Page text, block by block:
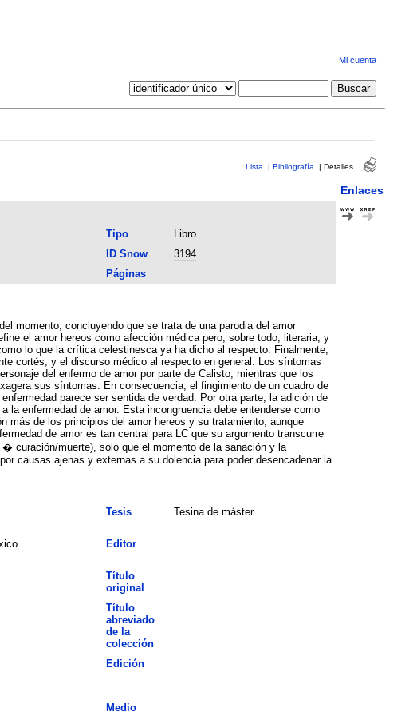
Mi cuenta
Lista | Bibliografía | Detalles
Enlaces
Tipo
Libro
ID Snow
3194
Páginas
momento, concluyendo que se trata de una parodia del amor
el amor hereos como afección médica pero, sobre todo, literaria, y
lo que la crítica celestinesca ya ha dicho al respecto. Finalmente,
cortés, y el discurso médico al respecto en general. Los síntomas
del enfermo de amor por parte de Calisto, mientras que los
sus síntomas. En consecuencia, el fingimiento de un cuadro de
parece ser sentida de verdad. Por otra parte, la adición de
enfermedad de amor. Esta incongruencia debe entenderse como
más de los principios del amor hereos y su tratamiento, aunque
de amor es tan central para LC que su argumento transcurre
curación/muerte), solo que el momento de la sanación y la
causas ajenas y externas a su dolencia para poder desencadenar la
Tesis Tesina de máster
Editor
Título
original
Título
abreviado
de la
colección
Edición
Medio